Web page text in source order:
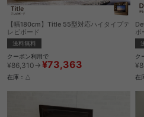
【幅180cm】Title 55型対応ハイタイプテ
レビボード
送料無料
クーポン利用で
¥86,310→ ¥73,363
在庫：△
ボ
ク
在